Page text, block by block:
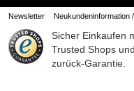
Newsletter Neukundeninformation
Sicher Einkaufen
Trusted Shops
zurück-Garantie.